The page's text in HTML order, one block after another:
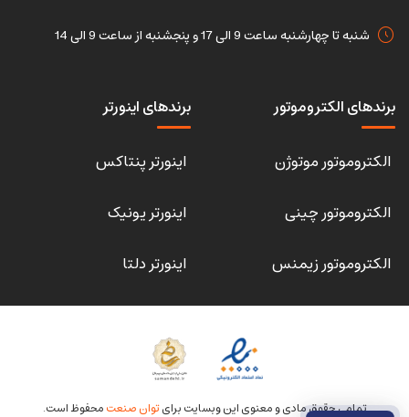
شنبه تا چهارشنبه ساعت 9 الی 17 و پنجشنبه از ساعت 9 الی 14
برندهای الکتروموتور
الکتروموتور موتوژن
الکتروموتور چینی
الکتروموتور زیمنس
برندهای اینورتر
اینورتر پنتاکس
اینورتر یونیک
اینورتر دلتا
تمامی حقوق مادی و معنوی این وبسایت برایتوان صنعتمحفوظ است.